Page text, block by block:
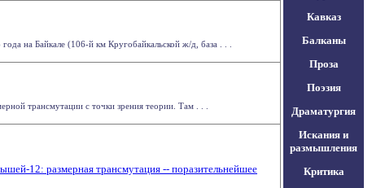
на Байкале (106-й км Кругобайкальской ж/д, база . . .
трансмутации с точки зрения теории. Там . . .
12: размерная трансмутация -- поразительнейшее
Кавказ
Балканы
Проза
Поэзия
Драматургия
Искания и
размышления
Критика